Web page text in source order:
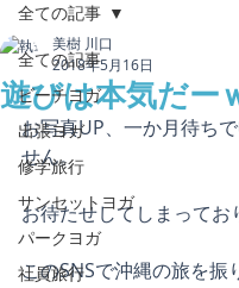
全ての記事
ビーチヨガ
出張ヨガ
修学旅行
サンセットヨガ
パークヨガ
社員旅行
全ての記事
遊びは本気だー
美樹 川口
2018年5月16日
お写真UP、一か月待ち
せん。
お待たせしてしまってお
このSNSで沖縄の旅を振